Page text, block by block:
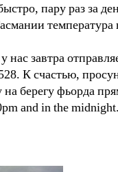
пару раз за
нас завтра
К счастью,
берегу фьорда
and in the